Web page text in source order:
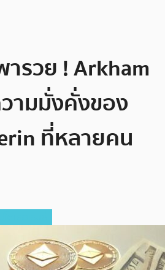
รวย ! Arkham
ามมั่งคั่งของ
ที่หลายคน